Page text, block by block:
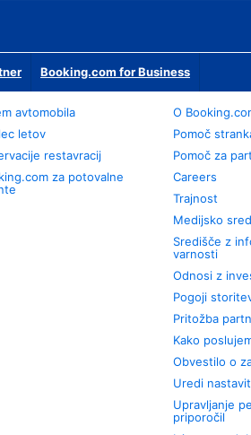
Booking.com for Business
avtomobila
letov
restavracij
za potovalne
O
Pomoč
Pomoč za
Careers
Trajnost
Medijsko
Središče z
varnosti
Odnosi z
Pogoji
Pritožba
Kako
Obvestilo o
Uredi
Upravljanje
priporočil